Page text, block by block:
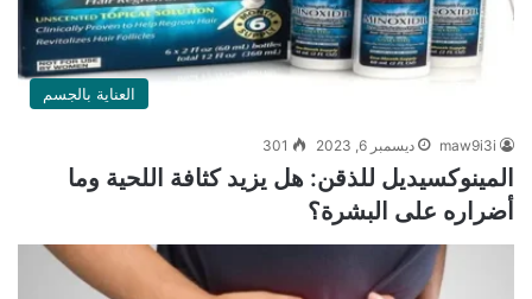
العناية بالجسم
maw9i3i ديسمبر 6, 2023 301
المينوكسيديل للذقن: هل يزيد كثافة اللحية وما
أضراره على البشرة؟